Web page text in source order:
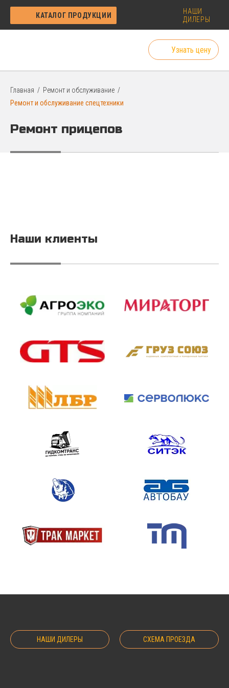
КАТАЛОГ ПРОДУКЦИИ
НАШИ
ДИЛЕРЫ
Узнать цену
Главная
Ремонт и обслуживание
Ремонт и обслуживание спецтехники
Ремонт прицепов
Наши клиенты
НАШИ ДИЛЕРЫ СХЕМА ПРОЕЗДА